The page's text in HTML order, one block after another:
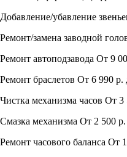
Добавление/убавление
Ремонт/замена заводной
Ремонт автоподзавода От 9
Ремонт браслетов От 6 990 р.
Чистка механизма часов От 3
Смазка механизма От 2 500 р.
Ремонт часового баланса От